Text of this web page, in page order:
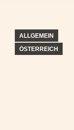
ALLGEMEIN
ÖSTERREICH